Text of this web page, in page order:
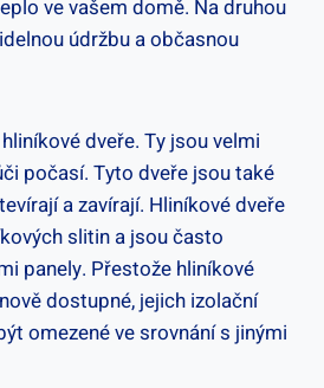
ve vašem domě. Na druhou
​údržbu a občasnou
dveře. Ty ‍jsou velmi
počasí.⁣ Tyto dveře jsou také
a zavírají.⁣ Hliníkové ‍dveře
slitin a jsou často
​panely. Přestože hliníkové
⁤dostupné, jejich⁤ izolační
omezené ve srovnání s jinými